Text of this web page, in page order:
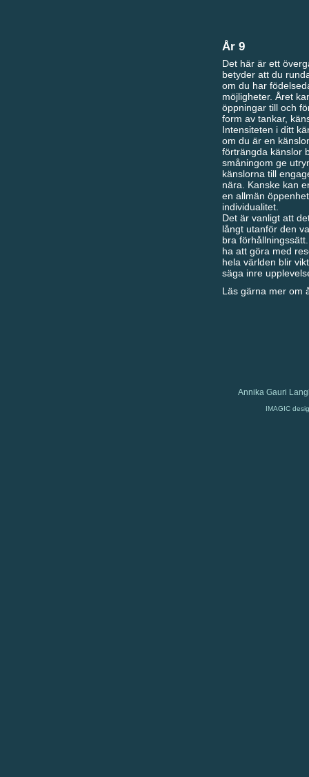
År 9
Det här är ett
betyder att du
om du har
möjligheter. Året
öppningar till och
form av tankar,
Intensiteten i ditt
om du är en
förträngda känslor
småningom ge
känslorna till
nära. Kanske kan
en allmän
individualitet.
Det är vanligt att
långt utanför den
bra
ha att göra med
hela världen blir
säga inre
Läs gärna mer om
Annika Gauri
IMAGIC